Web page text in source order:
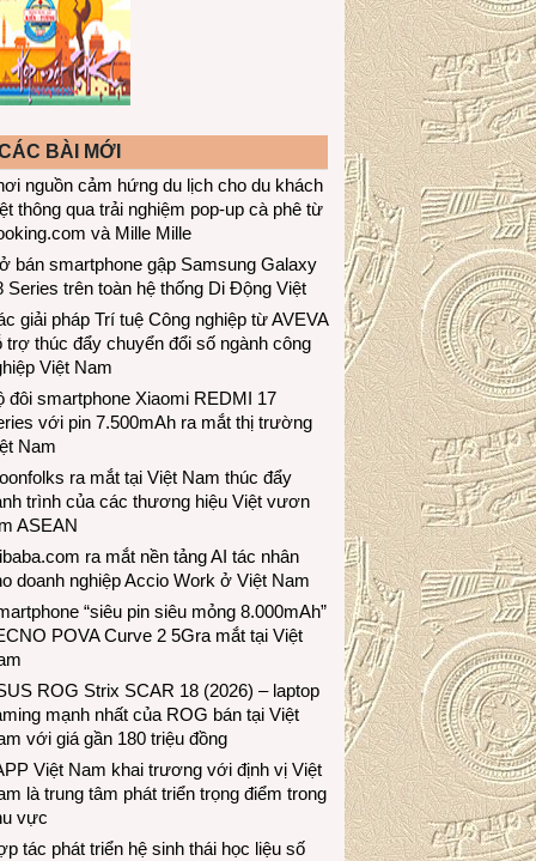
BÀI MỚI
nguồn cảm hứng du lịch cho du khách
thông qua trải nghiệm pop-up cà phê từ
và Mille Mille
bán smartphone gập Samsung Galaxy
Series trên toàn hệ thống Di Động Việt
giải pháp Trí tuệ Công nghiệp từ AVEVA
trợ thúc đẩy chuyển đổi số ngành công
Việt Nam
đôi smartphone Xiaomi REDMI 17
với pin 7.500mAh ra mắt thị trường
Nam
ra mắt tại Việt Nam thúc đẩy
trình của các thương hiệu Việt vươn
ASEAN
ra mắt nền tảng AI tác nhân
doanh nghiệp Accio Work ở Việt Nam
“siêu pin siêu mỏng 8.000mAh”
POVA Curve 2 5Gra mắt tại Việt
ROG Strix SCAR 18 (2026) – laptop
mạnh nhất của ROG bán tại Việt
với giá gần 180 triệu đồng
Việt Nam khai trương với định vị Việt
là trung tâm phát triển trọng điểm trong
vực
tác phát triển hệ sinh thái học liệu số